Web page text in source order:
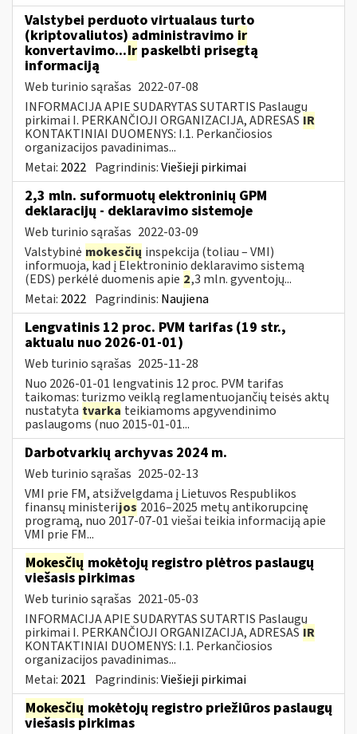
Valstybei perduoto virtualaus turto
(kriptovaliutos) administravimo ir
konvertavimo...Ir paskelbti prisegtą
informaciją
Web turinio sąrašas 2022-07-08
INFORMACIJA APIE SUDARYTAS SUTARTIS Paslaugų
pirkimai I. PERKANČIOJI ORGANIZACIJA, ADRESAS IR
KONTAKTINIAI DUOMENYS: I.1. Perkančiosios
organizacijos pavadinimas...
Metai: 2022 Pagrindinis:Viešieji pirkimai
2,3 mln. suformuotų elektroninių GPM
deklaracijų - deklaravimo sistemoje
Web turinio sąrašas 2022-03-09
Valstybinė mokesčių inspekcija (toliau – VMI)
informuoja, kad į Elektroninio deklaravimo sistemą
(EDS) perkėlė duomenis apie 2,3 mln. gyventojų...
Metai: 2022 Pagrindinis: Naujiena
Lengvatinis 12 proc. PVM tarifas (19 str.,
aktualu nuo 2026-01-01)
Web turinio sąrašas 2025-11-28
Nuo 2026-01-01 lengvatinis 12 proc. PVM tarifas
taikomas: turizmo veiklą reglamentuojančių teisės aktų
nustatyta tvarka teikiamoms apgyvendinimo
paslaugoms (nuo 2015-01-01...
Darbotvarkių archyvas 2024 m.
Web turinio sąrašas 2025-02-13
VMI prie FM, atsižvelgdama į Lietuvos Respublikos
finansų ministerijos 2016–2025 metų antikorupcinę
programą, nuo 2017-07-01 viešai teikia informaciją apie
VMI prie FM...
Mokesčių mokėtojų registro plėtros paslaugų
viešasis pirkimas
Web turinio sąrašas 2021-05-03
INFORMACIJA APIE SUDARYTAS SUTARTIS Paslaugų
pirkimai I. PERKANČIOJI ORGANIZACIJA, ADRESAS IR
KONTAKTINIAI DUOMENYS: I.1. Perkančiosios
organizacijos pavadinimas...
Metai: 2021 Pagrindinis:Viešieji pirkimai
Mokesčių mokėtojų registro priežiūros paslaugų
viešasis pirkimas